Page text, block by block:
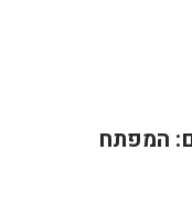
המפתח